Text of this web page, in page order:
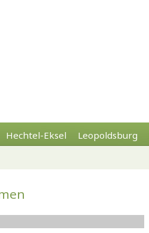
Hechtel-Eksel Leopoldsburg